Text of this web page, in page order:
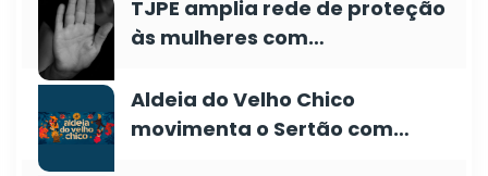
TJPE amplia rede de proteção
às mulheres com…
Aldeia do Velho Chico
movimenta o Sertão com…